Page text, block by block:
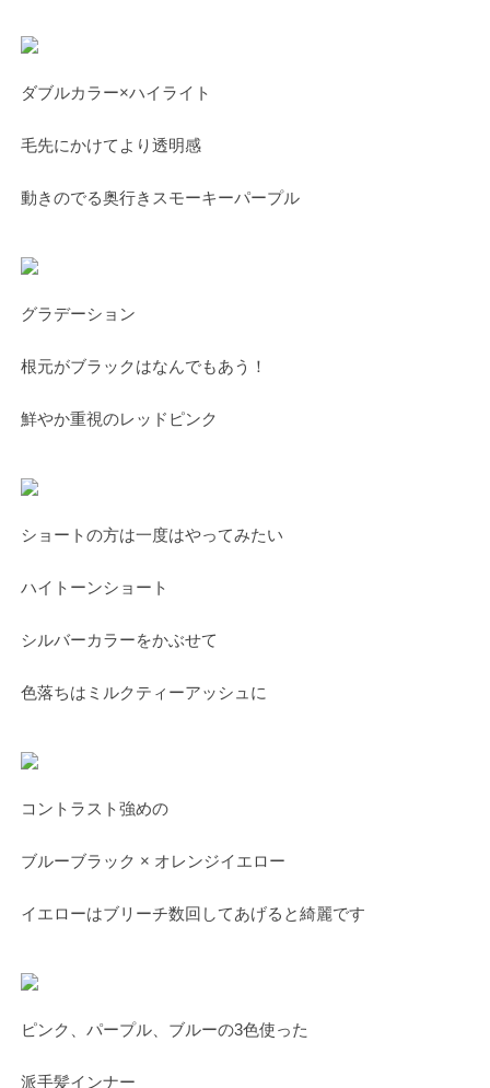
ダブルカラー×ハイライト
毛先にかけてより透明感
動きのでる奥行きスモーキーパープル
グラデーション
根元がブラックはなんでもあう！
鮮やか重視のレッドピンク
ショートの方は一度はやってみたい
ハイトーンショート
シルバーカラーをかぶせて
色落ちはミルクティーアッシュに
コントラスト強めの
ブルーブラック × オレンジイエロー
イエローはブリーチ数回してあげると綺麗です
ピンク、パープル、ブルーの3色使った
派手髪インナー